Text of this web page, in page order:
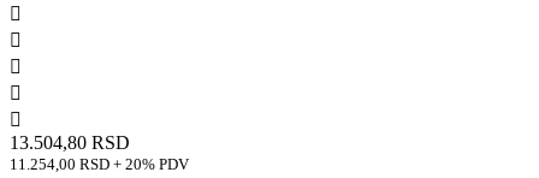





13.504,80 RSD
11.254,00 RSD + 20% PDV